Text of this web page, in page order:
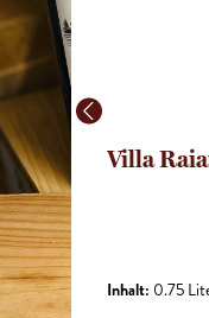
Villa
Inhalt: 0.75